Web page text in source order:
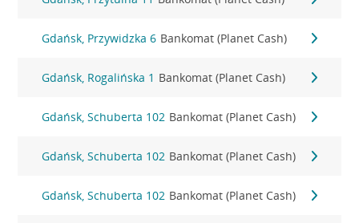
Gdańsk, Przywidzka 6 Bankomat (Planet Cash)
Gdańsk, Rogalińska 1 Bankomat (Planet Cash)
Gdańsk, Schuberta 102 Bankomat (Planet Cash)
Gdańsk, Schuberta 102 Bankomat (Planet Cash)
Gdańsk, Schuberta 102 Bankomat (Planet Cash)